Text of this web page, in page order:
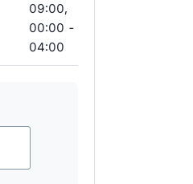
09:00,
00:00 -
04:00